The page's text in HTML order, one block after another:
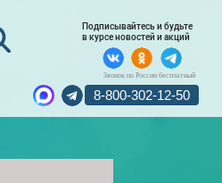
Подписывайтесь и будьте
в курсе новостей и акций
Звонок по России бесплатный
8-800-302-12-50